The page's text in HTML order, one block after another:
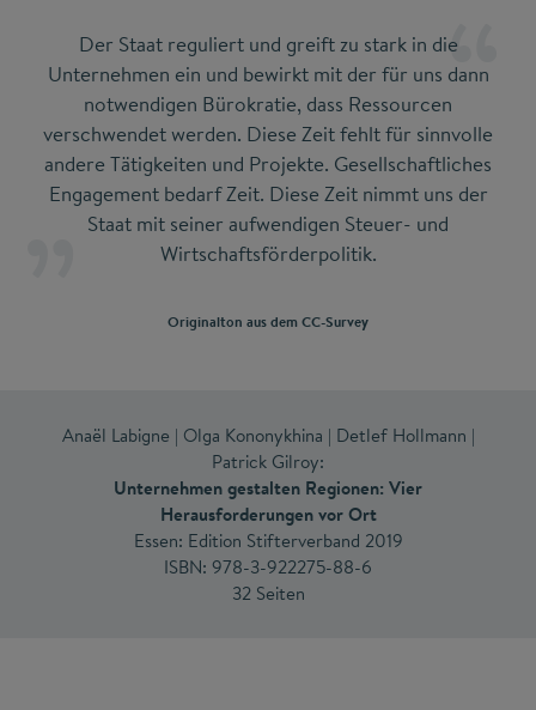
Der Staat reguliert und greift zu stark in die
Unternehmen ein und bewirkt mit der für uns dann
notwendigen Bürokratie, dass Ressourcen
verschwendet werden. Diese Zeit fehlt für sinnvolle
andere Tätigkeiten und Projekte. Gesellschaftliches
Engagement bedarf Zeit. Diese Zeit nimmt uns der
Staat mit seiner aufwendigen Steuer- und
Wirtschaftsförderpolitik.
Originalton aus dem CC-Survey
Anaël Labigne | Olga Kononykhina | Detlef Hollmann |
Patrick Gilroy:
Unternehmen gestalten Regionen: Vier
Herausforderungen vor Ort
Essen: Edition Stifterverband 2019
ISBN: 978-3-922275-88-6
32 Seiten